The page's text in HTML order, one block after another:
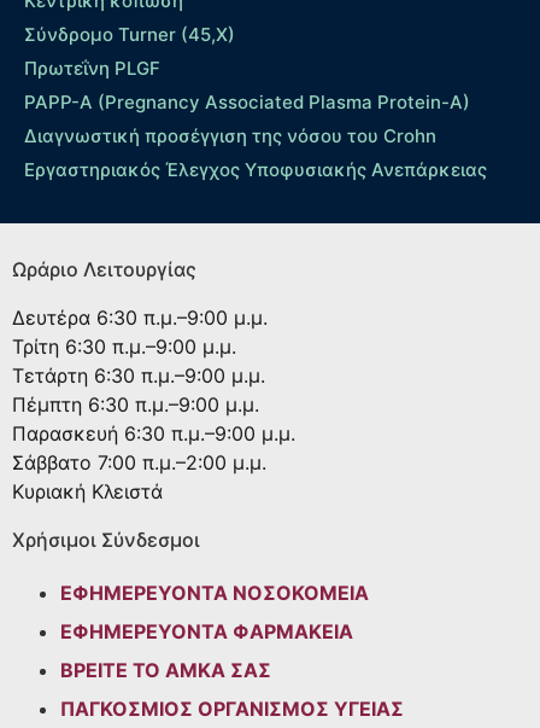
Σύνδρομο Turner (45,X)
Πρωτεΐνη PLGF
PAPP-A (Pregnancy Associated Plasma Protein-A)
Διαγνωστική προσέγγιση της νόσου του Crohn
Εργαστηριακός Έλεγχος Υποφυσιακής Ανεπάρκειας
Ωράριο Λειτουργίας
Δευτέρα 6:30 π.μ.–9:00 μ.μ.
Τρίτη 6:30 π.μ.–9:00 μ.μ.
Τετάρτη 6:30 π.μ.–9:00 μ.μ.
Πέμπτη 6:30 π.μ.–9:00 μ.μ.
Παρασκευή 6:30 π.μ.–9:00 μ.μ.
Σάββατο 7:00 π.μ.–2:00 μ.μ.
Κυριακή Κλειστά
Χρήσιμοι Σύνδεσμοι
ΕΦΗΜΕΡΕΥΟΝΤΑ ΝΟΣΟΚΟΜΕΙΑ
ΕΦΗΜΕΡΕΥΟΝΤΑ ΦΑΡΜΑΚΕΙΑ
ΒΡΕΙΤΕ ΤΟ ΑΜΚΑ ΣΑΣ
ΠΑΓΚΟΣΜΙΟΣ ΟΡΓΑΝΙΣΜΟΣ ΥΓΕΙΑΣ